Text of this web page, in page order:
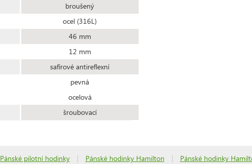
broušený
ocel (316L)
46 mm
12 mm
safírové antireflexní
pevná
ocelová
šroubovací
Pánské pilotní hodinky | Pánské hodinky Hamilton | Pánské hodinky